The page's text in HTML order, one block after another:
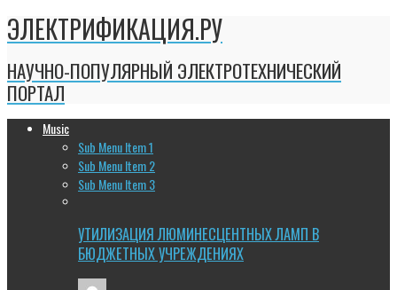
ЭЛЕКТРИФИКАЦИЯ.РУ
НАУЧНО-ПОПУЛЯРНЫЙ ЭЛЕКТРОТЕХНИЧЕСКИЙ
ПОРТАЛ
Music
Sub Menu Item 1
Sub Menu Item 2
Sub Menu Item 3
УТИЛИЗАЦИЯ ЛЮМИНЕСЦЕНТНЫХ ЛАМП В
БЮДЖЕТНЫХ УЧРЕЖДЕНИЯХ